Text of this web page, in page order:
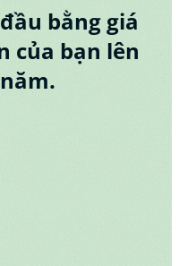
bằng giá
của bạn lên